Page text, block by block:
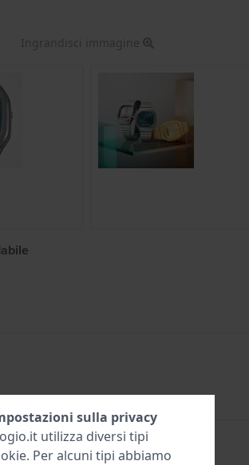
Ingrandisci immagine
sulla privacy
utilizza diversi tipi
. Per alcuni tipi abbiamo